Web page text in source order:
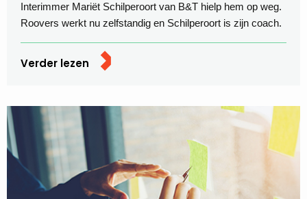
Interimmer Mariët Schilperoort van B&T hielp hem op weg.
Roovers werkt nu zelfstandig en Schilperoort is zijn coach.
Verder lezen